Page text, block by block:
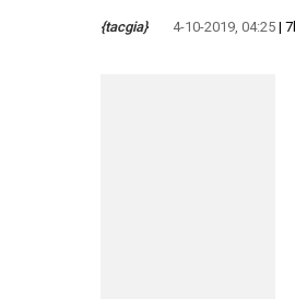
{tacgia} 4-10-2019, 04:25 | 7